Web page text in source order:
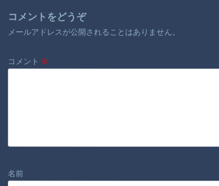
コメントをどうぞ
メールアドレスが公開されることはありません。
コメント ※
名前